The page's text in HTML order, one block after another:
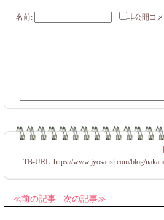
名前: 非公開
TB-URL https://www.jyosansi.com/blog/
前の記事 次の記事